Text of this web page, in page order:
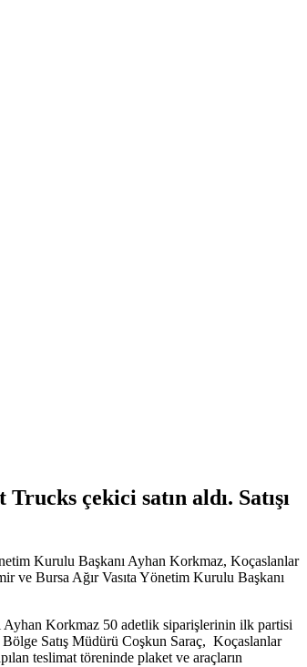
çekici satın aldı. Satışı
Kurulu Başkanı Ayhan Korkmaz, Koçaslanlar
ve Bursa Ağır Vasıta Yönetim Kurulu Başkanı
Ayhan Korkmaz 50 adetlik siparişlerinin ilk partisi
Satış Müdürü Coşkun Saraç, Koçaslanlar
teslimat töreninde plaket ve araçların